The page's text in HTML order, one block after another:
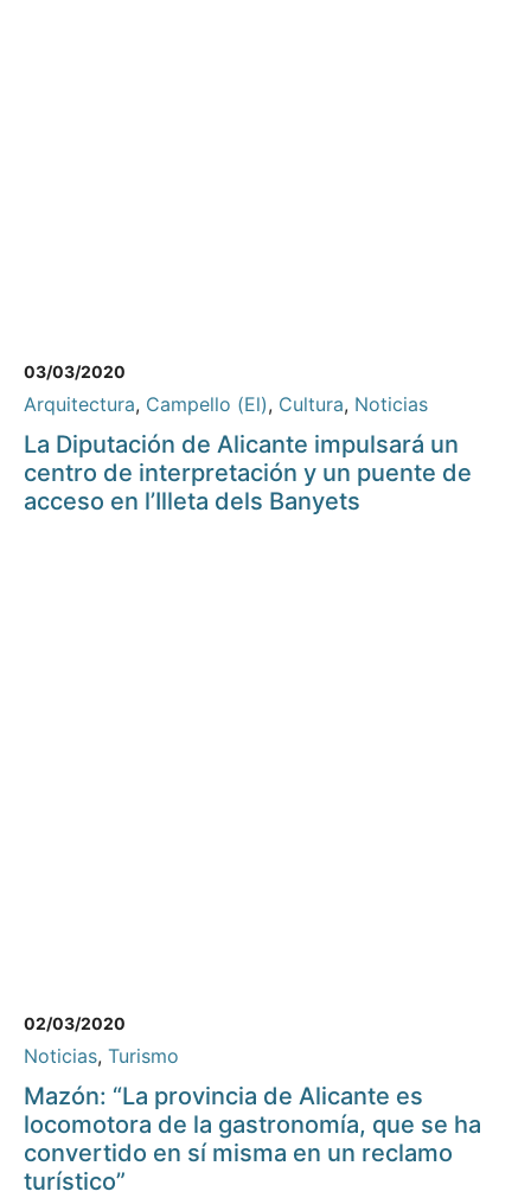
03/03/2020
Arquitectura, Campello (El), Cultura, Noticias
La Diputación de Alicante impulsará un
centro de interpretación y un puente de
acceso en l’Illeta dels Banyets
02/03/2020
Noticias, Turismo
Mazón: “La provincia de Alicante es
locomotora de la gastronomía, que se ha
convertido en sí misma en un reclamo
turístico”